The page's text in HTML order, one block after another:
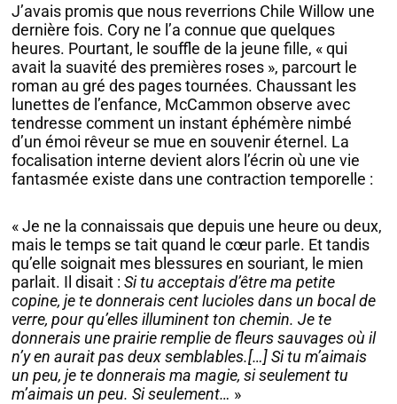
J’avais promis que nous reverrions Chile Willow une
dernière fois. Cory ne l’a connue que quelques
heures. Pourtant, le souffle de la jeune fille, « qui
avait la suavité des premières roses », parcourt le
roman au gré des pages tournées. Chaussant les
lunettes de l’enfance, McCammon observe avec
tendresse comment un instant éphémère nimbé
d’un émoi rêveur se mue en souvenir éternel. La
focalisation interne devient alors l’écrin où une vie
fantasmée existe dans une contraction temporelle :
« Je ne la connaissais que depuis une heure ou deux,
mais le temps se tait quand le cœur parle. Et tandis
qu’elle soignait mes blessures en souriant, le mien
parlait. Il disait :Si tu acceptais d’être ma petite
copine, je te donnerais cent lucioles dans un bocal de
verre, pour qu’elles illuminent ton chemin. Je te
donnerais une prairie remplie de fleurs sauvages où il
n’y en aurait pas deux semblables.[…] Si tu m’aimais
un peu, je te donnerais ma magie, si seulement tu
m’aimais un peu. Si seulement… »